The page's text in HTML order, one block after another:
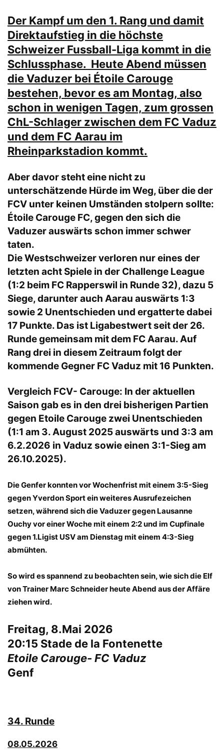
Der Kampf um den 1. Rang und damit
Direktaufstieg in die höchste
Schweizer Fussball-Liga kommt in die
Schlussphase. Heute Abend müssen
die Vaduzer bei Étoile Carouge
bestehen, bevor es am Montag, also
schon in wenigen Tagen, zum grossen
ChL-Schlager zwischen dem FC Vaduz
und dem FC Aarau im
Rheinparkstadion kommt.
Aber davor steht eine nicht zu
unterschätzende Hürde im Weg, über die der
FCV unter keinen Umständen stolpern sollte:
Étoile Carouge FC, gegen den sich die
Vaduzer auswärts schon immer schwer
taten.
Die Westschweizer verloren nur eines der
letzten acht Spiele in der Challenge League
(1:2 beim FC Rapperswil in Runde 32), dazu 5
Siege, darunter auch Aarau auswärts 1:3
sowie 2 Unentschieden und ergatterte dabei
17 Punkte. Das ist Ligabestwert seit der 26.
Runde gemeinsam mit dem FC Aarau. Auf
Rang drei in diesem Zeitraum folgt der
kommende Gegner FC Vaduz mit 16 Punkten.
Vergleich FCV- Carouge: In der aktuellen
Saison gab es in den drei bisherigen Partien
gegen Etoile Carouge zwei Unentschieden
(1:1 am 3. August 2025 auswärts und 3:3 am
6.2.2026 in Vaduz sowie einen 3:1-Sieg am
26.10.2025).
Die Genfer konnten vor Wochenfrist mit einem 3:5-Sieg
gegen Yverdon Sport ein weiteres Ausrufezeichen
setzen, während sich die Vaduzer gegen Lausanne
Ouchy vor einer Woche mit einem 2:2 und im Cupfinale
gegen 1.Ligist USV am Dienstag mit einem 4:3-Sieg
abmühten.
So wird es spannend zu beobachten sein, wie sich die Elf
von Trainer Marc Schneider heute Abend aus der Affäre
ziehen wird.
Freitag, 8.Mai 2026
20:15 Stade de la Fontenette
Etoile Carouge- FC Vaduz
Genf
34. Runde
08.05.2026